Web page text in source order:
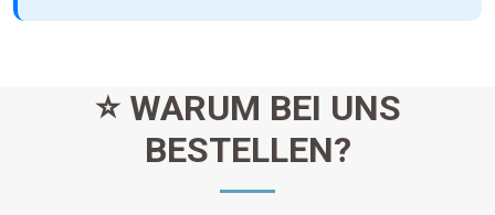
⭐ WARUM BEI UNS
BESTELLEN?